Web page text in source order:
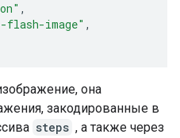
,
flash-image" ,
она
закодированные в
steps , а также через